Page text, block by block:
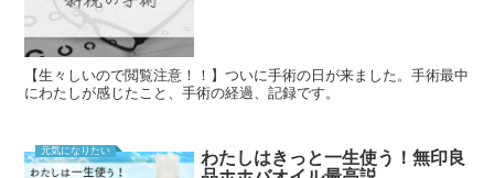
【生々しいので閲覧注意！！】ついに手術の日が来ました。手術最中
にわたしが感じたこと、手術の経過、記録です。
元気になりたい
わたしはきっと一生使う！無印良